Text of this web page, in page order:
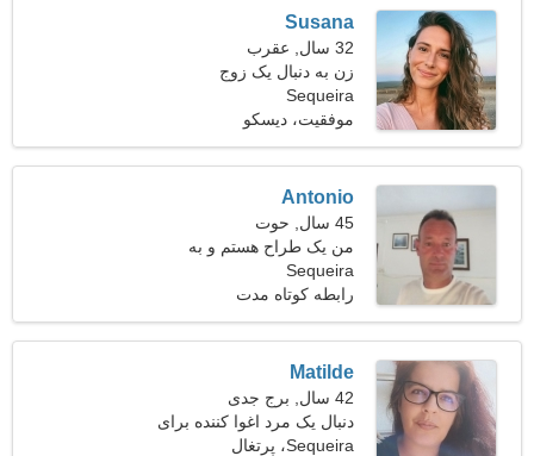
Susana
32 سال, عقرب
زن به دنبال یک زوج
Sequeira
موفقیت، دیسکو
Antonio
45 سال, حوت
من یک طراح هستم و به
دنبال یک زن لاغر اندام هستم
Sequeira
رابطه کوتاه مدت
Matilde
42 سال, برج جدی
دنبال یک مرد اغوا کننده برای
مسافرت هستم
Sequeira، پرتغال